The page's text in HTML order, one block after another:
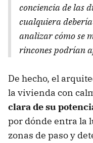
conciencia de las
cualquiera
analizar cómo se
rincones podrían
De hecho, el
la vivienda con
clara de su
por dónde entra la
zonas de paso y